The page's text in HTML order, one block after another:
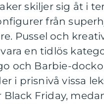
skiljer sig åt i
från
Pussel och
en tidlös
och Barbie-
i prisnivå vissa
Black Friday,